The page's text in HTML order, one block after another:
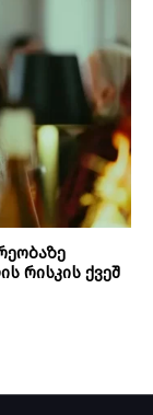
რისკის ქვეშ